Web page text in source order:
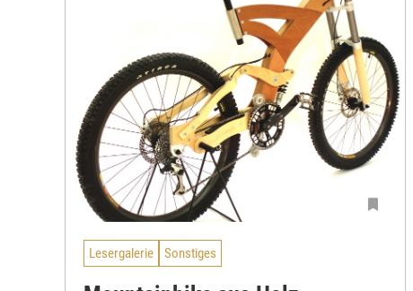
Lesergalerie Sonstiges